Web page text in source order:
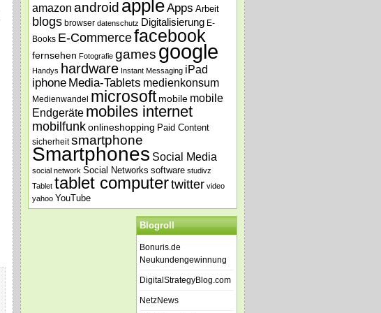
amazon android appleApps Arbeit
blogs browser datenschutz Digitalisierung E-
Books E-Commercefacebook
fernsehen Fotografie games google
Handys hardware Instant Messaging iPad
iphone Media-Tablets medienkonsum
Medienwandel microsoft mobile mobile
Endgeräte mobiles internet
mobilfunkonlineshopping Paid Content
sicherheit smartphone
Smartphones Social Media
social network Social Networks software studivz
Tablet tablet computertwitter video
yahoo YouTube
Blogroll
Bonuris.de
Neukundengewinnung
DigitalStrategyBlog.com
NetzNews